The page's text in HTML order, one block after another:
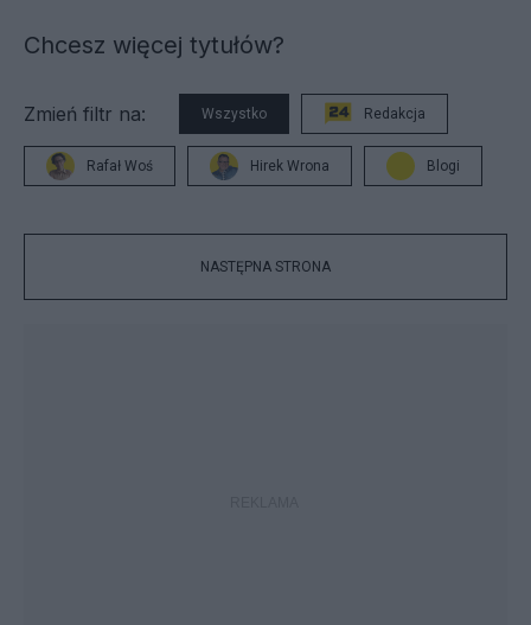
Chcesz więcej tytułów?
Zmień filtr na: Wszystko Redakcja
Rafał Woś Hirek Wrona Blogi
NASTĘPNA STRONA